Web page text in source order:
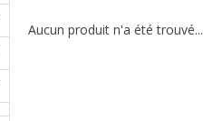
Aucun produit n'a été trouvé...